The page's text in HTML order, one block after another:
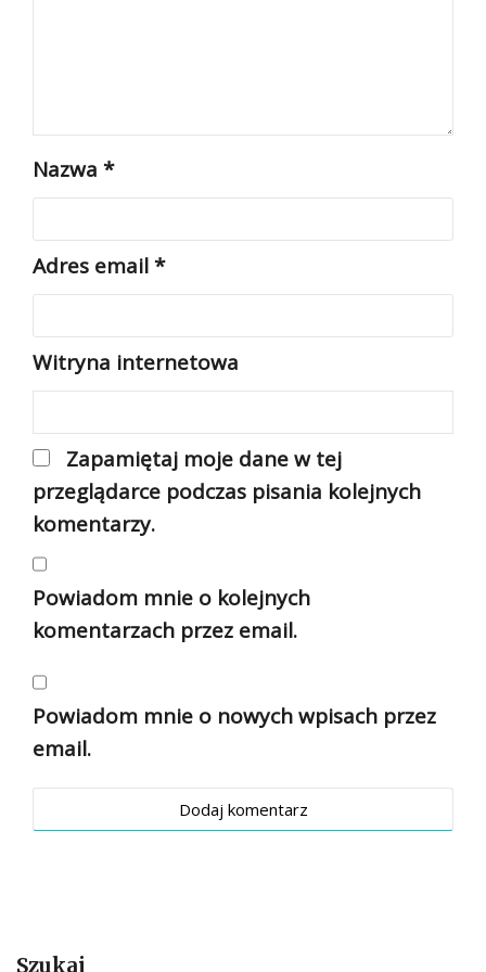
Nazwa *
Adres email*
Witryna internetowa
Zapamiętaj moje dane w tej
przeglądarce podczas pisania kolejnych
komentarzy.
Powiadom mnie o kolejnych
komentarzach przez email.
Powiadom mnie o nowych wpisach przez
email.
Szukaj